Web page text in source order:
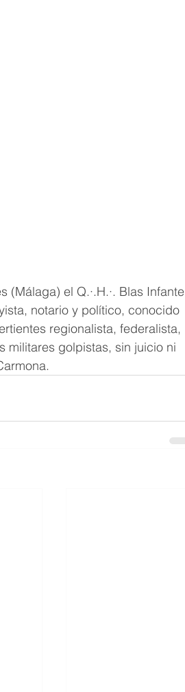
(Málaga) el Q.·.H.·. Blas Infante
notario y político, conocido
regionalista, federalista,
militares golpistas, sin juicio ni